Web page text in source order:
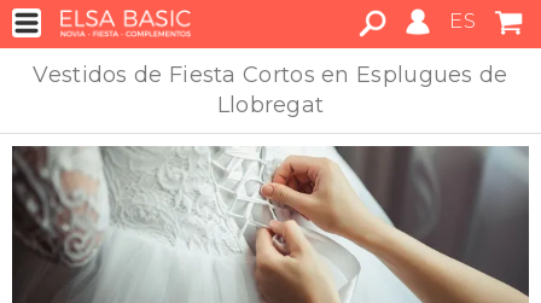
ES
Vestidos de Fiesta Cortos en Esplugues de
Llobregat